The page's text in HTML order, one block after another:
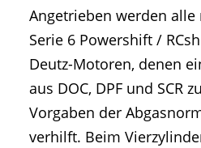
Angetrieben werden alle
Serie 6 Powershift /
Deutz-Motoren, denen
aus DOC, DPF und SCR
Vorgaben der
verhilft. Beim